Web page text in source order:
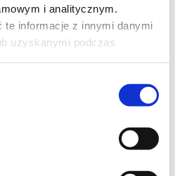
i analitycznym.
te informacje z innymi danymi
uzyskanymi podczas
/ 3D DUB
kompatybilne z odpowiednim
W przypadku ich braku należy je
imperialni watażkowie wciąż są